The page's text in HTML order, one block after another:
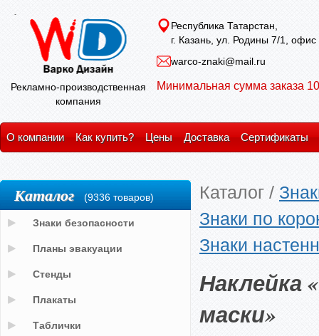
Рекламно-производственная
компания
Республика Татарстан,
г. Казань, ул. Родины 7/1, офис
warco-znaki@mail.ru
Минимальная сумма заказа
О компании Как купить? Цены Доставка Сертификаты
Каталог /
Знаки по
Знаки
Наклейка
маски»
Каталог (9336 товаров)
Знаки безопасности
Планы эвакуации
Стенды
Плакаты
Таблички